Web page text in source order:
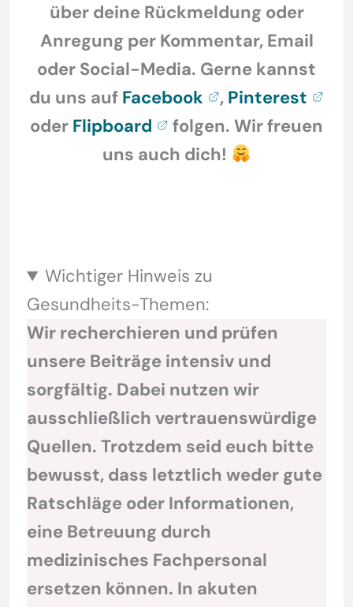
über deine Rückmeldung oder
Anregung per Kommentar, Email
oder Social-Media. Gerne kannst
du uns auf Facebook , Pinterest
oder Flipboard
folgen. Wir freuen
uns auch dich!
Wichtiger Hinweis zu
Gesundheits-Themen:
Wir recherchieren und prüfen
unsere Beiträge intensiv und
sorgfältig. Dabei nutzen wir
ausschließlich vertrauenswürdige
Quellen. Trotzdem seid euch bitte
bewusst, dass letztlich weder gute
Ratschläge oder Informationen,
eine Betreuung durch
medizinisches Fachpersonal
ersetzen können. In akuten